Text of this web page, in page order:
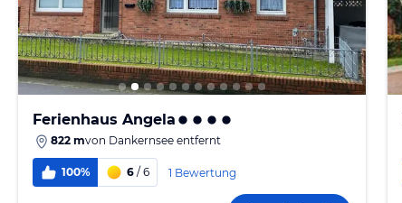
Ferienhaus Angela
822 mvon Dankernsee entfernt
100% 6 / 6 1 Bewertung